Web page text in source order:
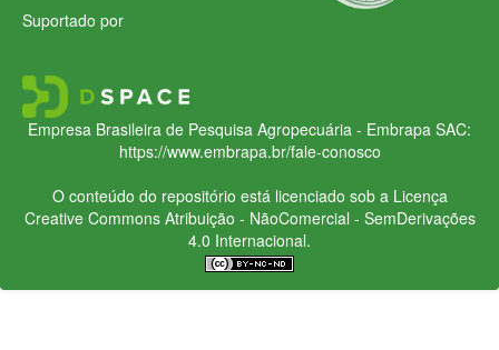
Suportado por
Empresa Brasileira de Pesquisa Agropecuária - Embrapa SAC:
https://www.embrapa.br/fale-conosco
O conteúdo do repositório está licenciado sob a Licença
Creative CommonsAtribuição - NãoComercial - SemDerivações
4.0 Internacional.